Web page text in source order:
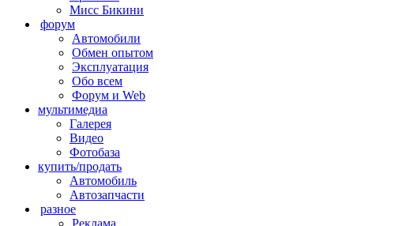
Мисс Бикини
форум
Автомобили
Обмен опытом
Эксплуатация
Обо всем
Форум и Web
мультимедиа
Галерея
Видео
Фотобаза
купить/продать
Автомобиль
Автозапчасти
разное
Реклама